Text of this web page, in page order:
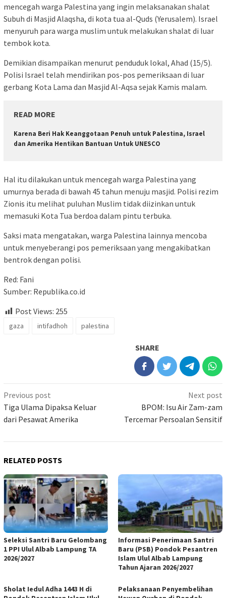
mencegah warga Palestina yang ingin melaksanakan shalat
Subuh di Masjid Alaqsha, di kota tua al-Quds (Yerusalem). Israel
menyuruh para warga muslim untuk melakukan shalat di luar
tembok kota.
Demikian disampaikan menurut penduduk lokal, Ahad (15/5).
Polisi Israel telah mendirikan pos-pos pemeriksaan di luar
gerbang Kota Lama dan Masjid Al-Aqsa sejak Kamis malam.
READ MORE
Karena Beri Hak Keanggotaan Penuh untuk Palestina, Israel
dan Amerika Hentikan Bantuan Untuk UNESCO
Hal itu dilakukan untuk mencegah warga Palestina yang
umurnya berada di bawah 45 tahun menuju masjid. Polisi rezim
Zionis itu melihat puluhan Muslim tidak diizinkan untuk
memasuki Kota Tua berdoa dalam pintu terbuka.
Saksi mata mengatakan, warga Palestina lainnya mencoba
untuk menyeberangi pos pemeriksaan yang mengakibatkan
bentrok dengan polisi.
Red: Fani
Sumber: Republika.co.id
Post Views: 255
gaza intifadhoh palestina
SHARE
Previous post
Tiga Ulama Dipaksa Keluar
dari Pesawat Amerika
Next post
BPOM: Isu Air Zam-zam
Tercemar Persoalan Sensitif
RELATED POSTS
Seleksi Santri Baru Gelombang
1 PPI Ulul Albab Lampung TA
2026/2027
Informasi Penerimaan Santri
Baru (PSB) Pondok Pesantren
Islam Ulul Albab Lampung
Tahun Ajaran 2026/2027
Sholat Iedul Adha 1443 H di
Pelaksanaan Penyembelihan